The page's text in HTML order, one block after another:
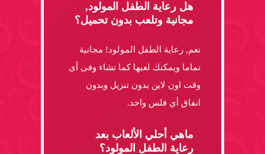
هل رعاية الطفل المولود,
مجانية وتلعب بدون تحميل؟
نعم, رعاية الطفل المولود! مجانية
تماما ويمكنك لعبها كما تشاء وفى أى
وقت اون لاين بدون تنزيل وبدون
انفاق أي فلس واحد.
ماهي أحلي الألعاب بعد
رعاية الطفل المولود؟